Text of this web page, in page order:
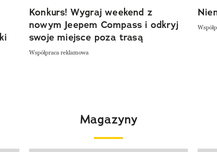
Konkurs! Wygraj weekend z
nowym Jeepem Compass i odkryj
swoje miejsce poza trasą
Współpraca reklamowa
Magazyny